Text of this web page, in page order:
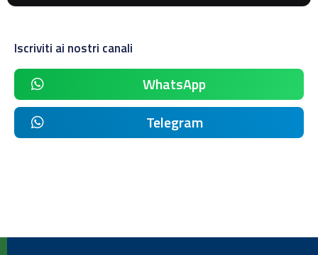
Iscriviti ai nostri canali
WhatsApp
Telegram